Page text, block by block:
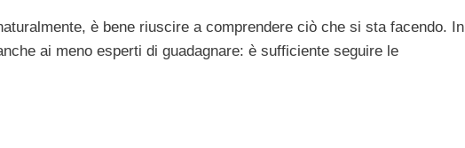
è bene riuscire a comprendere ciò che si sta facendo. In
ai meno esperti di guadagnare: è sufficiente seguire le